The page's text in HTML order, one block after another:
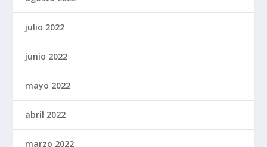
julio 2022
junio 2022
mayo 2022
abril 2022
marzo 2022